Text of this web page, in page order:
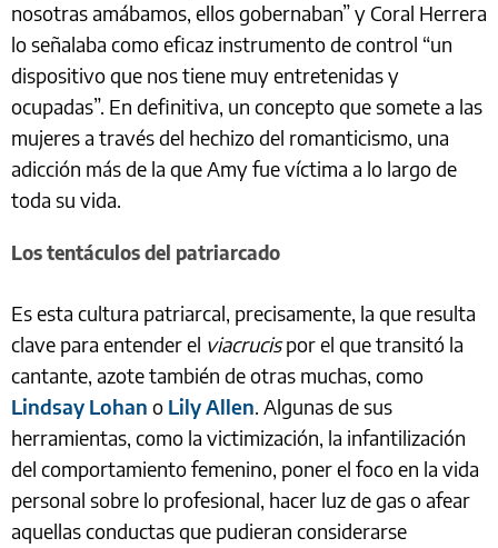
nosotras amábamos, ellos gobernaban” y Coral Herrera
lo señalaba como eficaz instrumento de control “un
dispositivo que nos tiene muy entretenidas y
ocupadas”. En definitiva, un concepto que somete a las
mujeres a través del hechizo del romanticismo, una
adicción más de la que Amy fue víctima a lo largo de
toda su vida.
Los tentáculos del patriarcado
Es esta cultura patriarcal, precisamente, la que resulta
clave para entender el viacrucispor el que transitó la
cantante, azote también de otras muchas, como
Lindsay Lohan o Lily Allen. Algunas de sus
herramientas, como la victimización, la infantilización
del comportamiento femenino, poner el foco en la vida
personal sobre lo profesional, hacer luz de gas o afear
aquellas conductas que pudieran considerarse